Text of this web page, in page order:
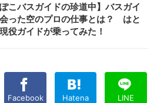
ぽこバスガイドの珍道中】バスガイ
会った空のプロの仕事とは？ はと
役ガイドが乗ってみた！
Facebook Hatena LINE